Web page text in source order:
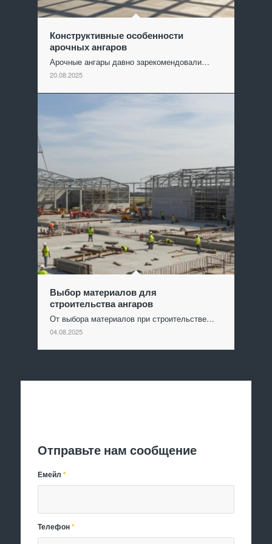
Конструктивные особенности
арочных ангаров
Арочные ангары давно зарекомендовали…
20.08.2025
Выбор материалов для
строительства ангаров
От выбора материалов при строительстве…
04.08.2025
Отправьте нам сообщение
Емейл*
Телефон*